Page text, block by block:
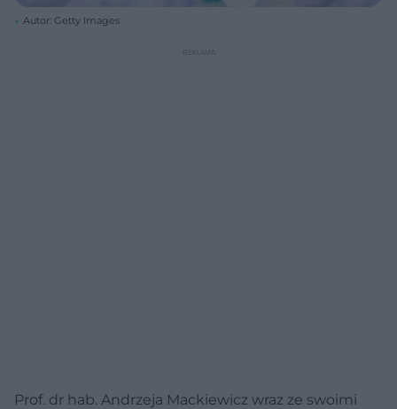
Autor: Getty Images
Prof. dr hab. Andrzeja Mackiewicz wraz ze swoimi